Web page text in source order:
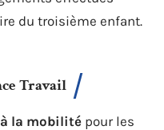
du troisième enfant.
Travail
la mobilité pour les